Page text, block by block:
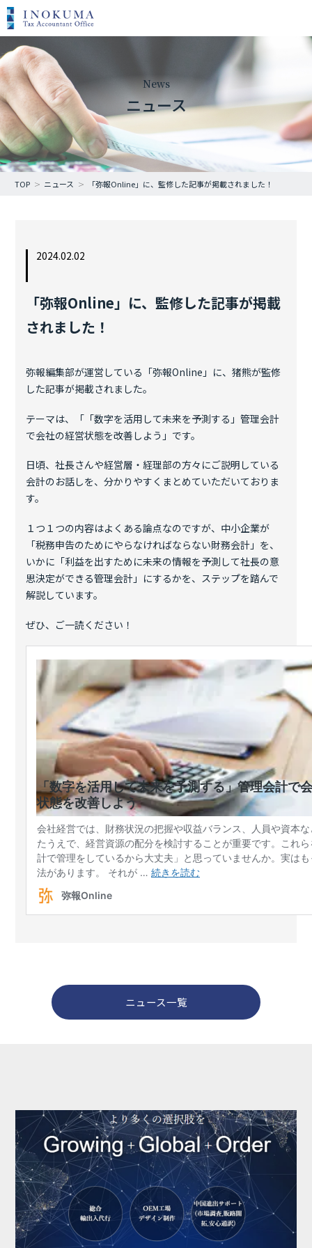
News
ニュース
TOP ニュース 「弥報Online」に、監修した記事が掲載されました！
2024.02.02
「弥報Online」に、監修した記事が掲載
されました！
弥報編集部が運営している「弥報Online」に、猪熊が監修
した記事が掲載されました。
テーマは、「「数字を活用して未来を予測する」管理会計
で会社の経営状態を改善しよう」です。
日頃、社長さんや経営層・経理部の方々にご説明している
会計のお話しを、分かりやすくまとめていただいておりま
す。
１つ１つの内容はよくある論点なのですが、中小企業が
「税務申告のためにやらなければならない財務会計」を、
いかに「利益を出すために未来の情報を予測して社長の意
思決定ができる管理会計」にするかを、ステップを踏んで
解説しています。
ぜひ、ご一読ください！
ニュース一覧